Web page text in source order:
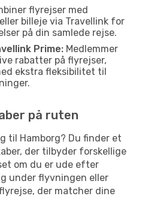
flyrejser med
billeje via Travellink for
på din samlede rejse.
Prime: Medlemmer
rabatter på flyrejser,
ekstra fleksibilitet til
på ruten
til Hamborg? Du finder et
der tilbyder forskellige
om du er ude efter
under flyvningen eller
der matcher dine